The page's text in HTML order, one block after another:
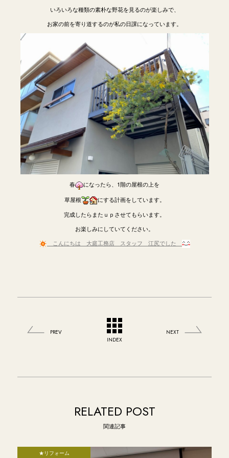
いろいろな種類の素朴な野花を見るのが楽しみで、
お家の前を寄り道するのが私の日課になっています。
春
になったら、1階の屋根の上を
草屋根
にする計画をしています。
完成したらまたｕｐさせてもらいます。
お楽しみにしていてください。
こんにちは 大庭工務店 スタッフ 江尻でした
PREV
INDEX
NEXT
RELATED POST
関連記事
★リフォーム